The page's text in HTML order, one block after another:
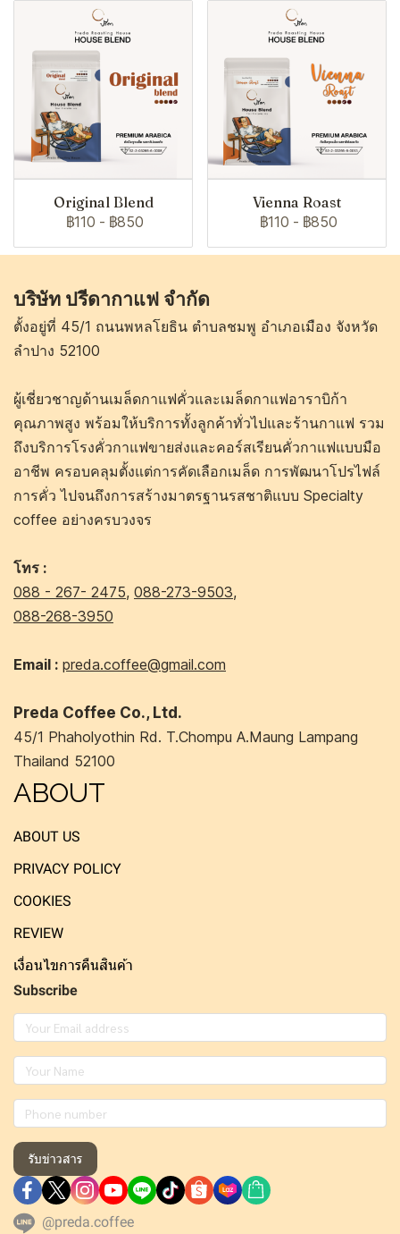
Original Blend
฿110 - ฿850
Vienna Roast
฿110 - ฿850
บริษัท ปรีดากาแฟ จำกัด
ตั้งอยู่ที่ 45/1 ถนนพหลโยธิน ตำบลชมพู อำเภอเมือง จังหวัด
ลำปาง 52100
ผู้เชี่ยวชาญด้านเมล็ดกาแฟคั่วและเมล็ดกาแฟอาราบิก้า
คุณภาพสูง พร้อมให้บริการทั้งลูกค้าทั่วไปและร้านกาแฟ รวม
ถึงบริการโรงคั่วกาแฟขายส่งและคอร์สเรียนคั่วกาแฟแบบมือ
อาชีพ ครอบคลุมตั้งแต่การคัดเลือกเมล็ด การพัฒนาโปรไฟล์
การคั่ว ไปจนถึงการสร้างมาตรฐานรสชาติแบบ Specialty
coffee อย่างครบวงจร
โทร :
088 - 267- 2475, 088-273-9503,
088-268-3950
Email : preda.coffee@gmail.com
Preda Coffee Co., Ltd.
45/1 Phaholyothin Rd. T.Chompu A.Maung Lampang
Thailand 52100
ABOUT
ABOUT US
PRIVACY POLICY
COOKIES
REVIEW
เงื่อนไขการคืนสินค้า
Subscribe
รับข่าวสาร
@preda.coffee